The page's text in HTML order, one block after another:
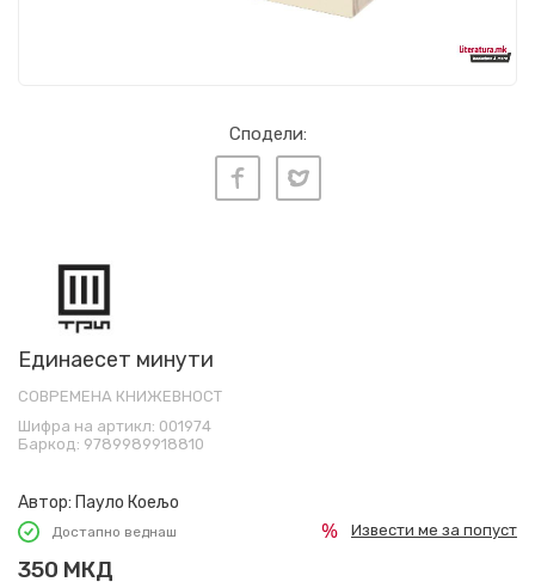
Сподели:
Единаесет минути
СОВРЕМЕНА КНИЖЕВНОСТ
Шифра на артикл: 001974
Баркод: 9789989918810
Автор: Пауло Коељо
Достапно веднаш
350 МКД
Извести ме за попуст